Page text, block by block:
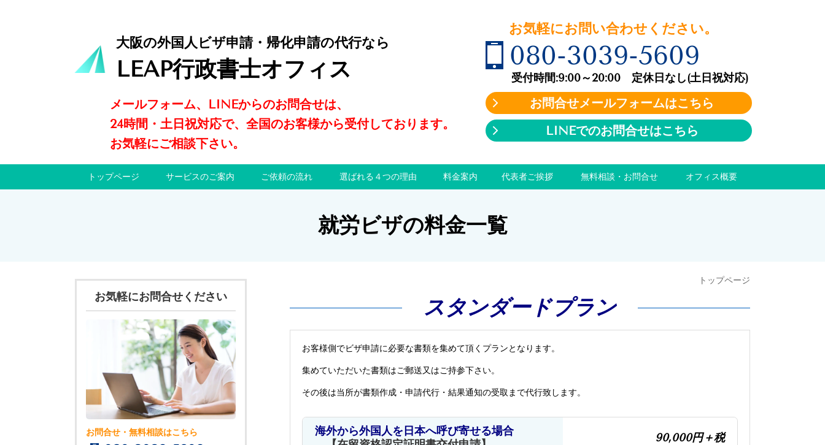
大阪の外国人ビザ申請・帰化申請の代行なら
LEAP行政書士オフィス
メールフォーム、LINEからのお問合せは、
24時間・土日祝対応で、全国のお客様から受付しております。
お気軽にご相談下さい。
お気軽にお問い合わせください。
080-3039-5609
受付時間:9:00～20:00 定休日なし(土日祝対応)
お問合せメールフォームはこちら
LINEでのお問合せはこちら
トップページ サービスのご案内 ご依頼の流れ 選ばれる４つの理由 料金案内 代表者ご挨拶 無料相談・お問合せ オフィス概要
就労ビザの料金一覧
トップページ
スタンダードプラン
お客様側でビザ申請に必要な書類を集めて頂くプランとなります。
集めていただいた書類はご郵送又はご持参下さい。
その後は当所が書類作成・申請代行・結果通知の受取まで代行致します。
海外から外国人を日本へ呼び寄せる場合
90,000円＋税
お気軽にお問合せください
お問合せ・無料相談はこちら